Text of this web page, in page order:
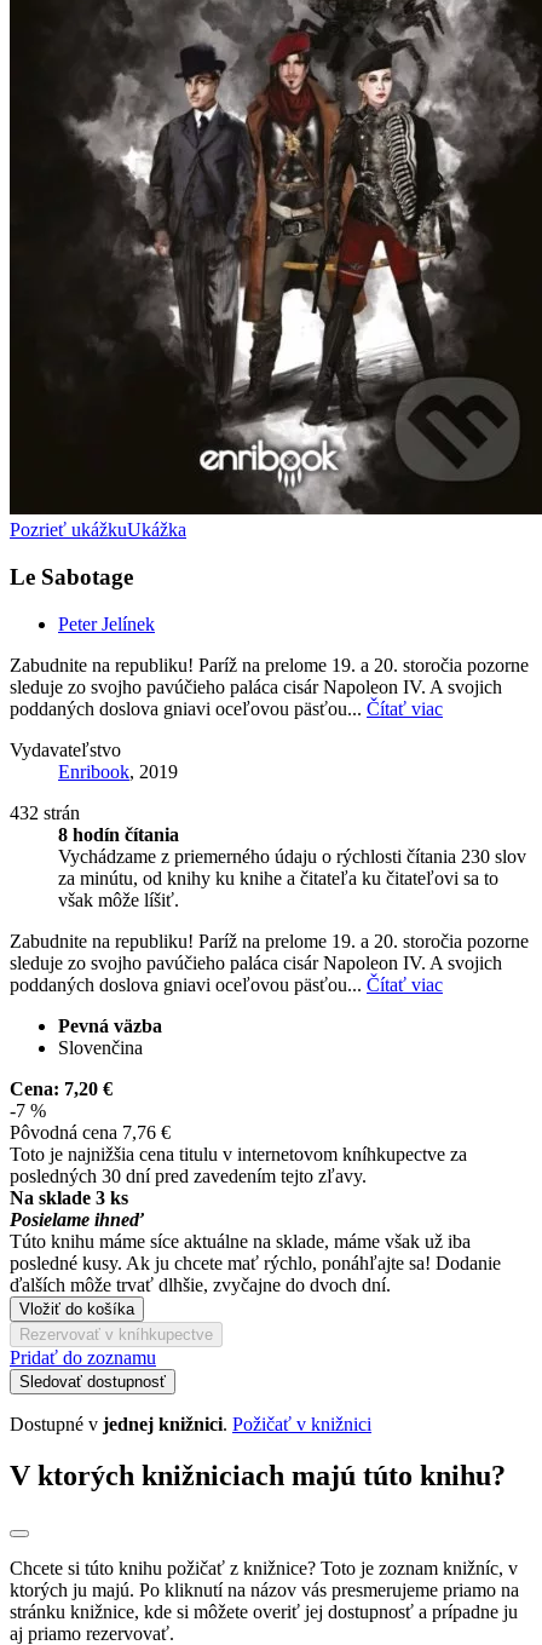
Pozrieť ukážkuUkážka
Le Sabotage
Peter Jelínek
Zabudnite na republiku! Paríž na prelome 19. a 20. storočia pozorne
sleduje zo svojho pavúčieho paláca cisár Napoleon IV. A svojich
poddaných doslova gniavi oceľovou päsťou... Čítať viac
Vydavateľstvo
Enribook, 2019
432 strán
8 hodín čítania
Vychádzame z priemerného údaju o rýchlosti čítania 230 slov
za minútu, od knihy ku knihe a čitateľa ku čitateľovi sa to
však môže líšiť.
Zabudnite na republiku! Paríž na prelome 19. a 20. storočia pozorne
sleduje zo svojho pavúčieho paláca cisár Napoleon IV. A svojich
poddaných doslova gniavi oceľovou päsťou... Čítať viac
Pevná väzba
Slovenčina
Cena: 7,20 €
-7 %
Pôvodná cena 7,76 €
Toto je najnižšia cena titulu v internetovom kníhkupectve za
posledných 30 dní pred zavedením tejto zľavy.
Na sklade 3 ks
Posielame ihneď
Túto knihu máme síce aktuálne na sklade, máme však už iba
posledné kusy. Ak ju chcete mať rýchlo, ponáhľajte sa! Dodanie
ďalších môže trvať dlhšie, zvyčajne do dvoch dní.
Vložiť do košíka
Rezervovať v kníhkupectve
Pridať do zoznamu
Sledovať dostupnosť
Dostupné v jednej knižnici. Požičať v knižnici
V ktorých knižniciach majú túto knihu?
Chcete si túto knihu požičať z knižnice? Toto je zoznam knižníc, v
ktorých ju majú. Po kliknutí na názov vás presmerujeme priamo na
stránku knižnice, kde si môžete overiť jej dostupnosť a prípadne ju
aj priamo rezervovať.